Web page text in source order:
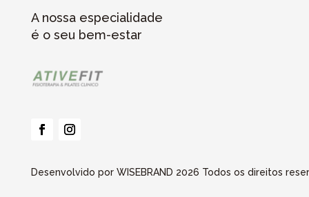
A nossa especialidade
é o seu bem-estar
Desenvolvido por WISEBRAND 2026 Todos os direitos